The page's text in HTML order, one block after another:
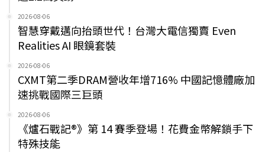
2026-08-06
智慧穿戴邁向抬頭世代！台灣大電信獨賣 Even
Realities AI 眼鏡套裝
2026-08-06
CXMT第二季DRAM營收年增716% 中國記憶體廠加
速挑戰國際三巨頭
2026-08-06
《爐石戰記®》第 14 賽季登場！花費金幣解鎖手下
特殊技能